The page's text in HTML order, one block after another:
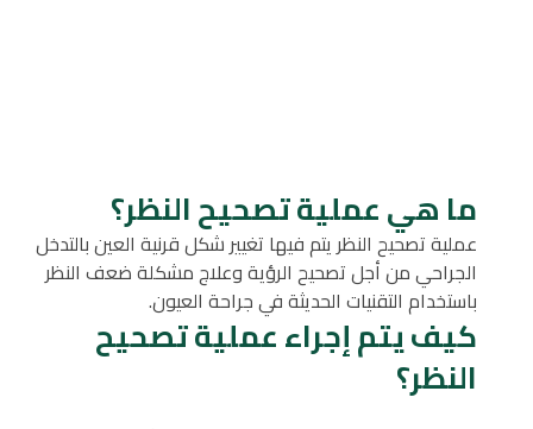
ما هي عملية تصحيح النظر؟
عملية تصحيح النظر يتم فيها تغيير شكل قرنية العين بالتدخل
الجراحي من أجل تصحيح الرؤية وعلاج مشكلة ضعف النظر
باستخدام التقنيات الحديثة في جراحة العيون.
كيف يتم إجراء عملية تصحيح
النظر؟